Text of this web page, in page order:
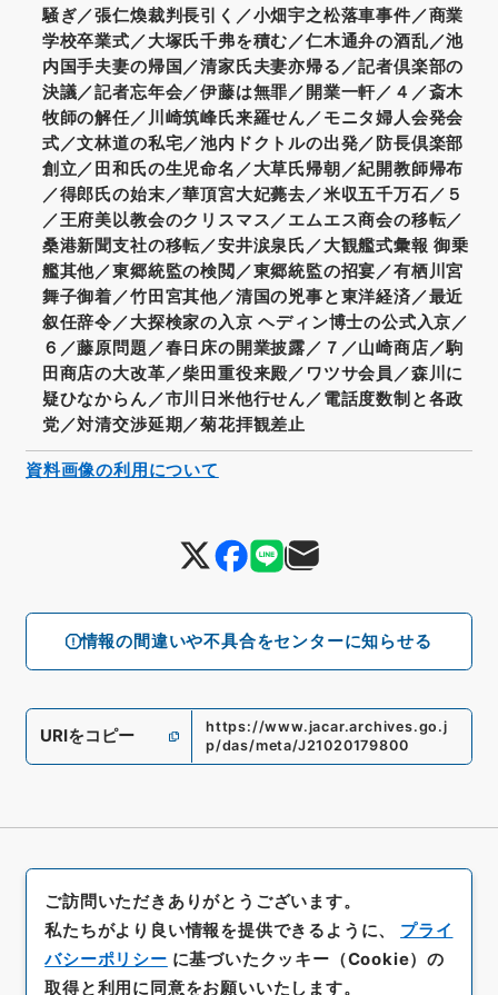
情報の間違いや不具合をセンターに知らせる
騒ぎ／張仁煥裁判長引く／小畑宇之松落車事件／商業
学校卒業式／大塚氏千弗を積む／仁木通弁の酒乱／池
内国手夫妻の帰国／清家氏夫妻亦帰る／記者倶楽部の
決議／記者忘年会／伊藤は無罪／開業一軒／４／斎木
牧師の解任／川崎筑峰氏来羅せん／モニタ婦人会発会
式／文林道の私宅／池内ドクトルの出発／防長倶楽部
創立／田和氏の生児命名／大草氏帰朝／紀開教師帰布
／得郎氏の始末／華頂宮大妃薨去／米収五千万石／５
／王府美以教会のクリスマス／エムエス商会の移転／
桑港新聞支社の移転／安井涙泉氏／大観艦式彙報 御乗
艦其他／東郷統監の検閲／東郷統監の招宴／有栖川宮
舞子御着／竹田宮其他／清国の兇事と東洋経済／最近
叙任辞令／大探検家の入京 ヘディン博士の公式入京／
６／藤原問題／春日床の開業披露／７／山崎商店／駒
田商店の大改革／柴田重役来殿／ワツサ会員／森川に
疑ひなからん／市川日米他行せん／電話度数制と各政
党／対清交渉延期／菊花拝観差止
URIをコピー
https://www.jacar.archives.go.j
p/das/meta/J21020179800
資料画像の利用について
ご訪問いただきありがとうございます。
私たちがより良い情報を提供できるように、 プライ
バシーポリシー に基づいたクッキー（Cookie）の
取得と利用に同意をお願いいたします。